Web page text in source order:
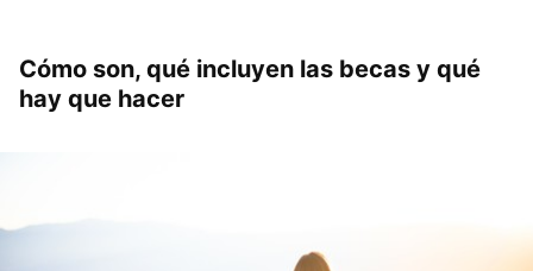
Cómo son, qué incluyen las becas y qué
hay que hacer